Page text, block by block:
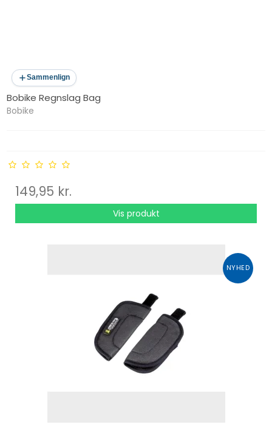
Sammenlign
Bobike Regnslag Bag
Bobike
149,95 kr.
Vis produkt
NYHED